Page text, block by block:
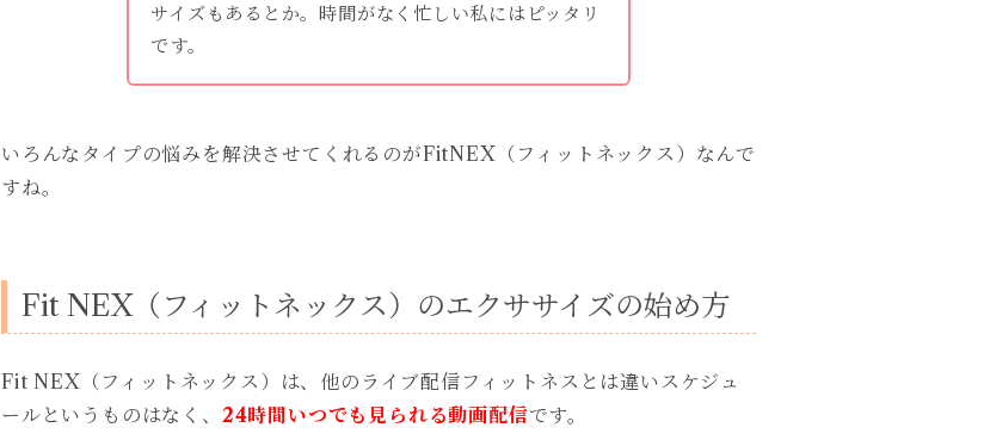
サイズもあるとか。時間がなく忙しい私にはピッタリ
です。
いろんなタイプの悩みを解決させてくれるのがFitNEX（フィットネックス）なんで
すね。
Fit NEX（フィットネックス）のエクササイズの始め方
Fit NEX（フィットネックス）は、他のライブ配信フィットネスとは違いスケジュ
ールというものはなく、 24時間いつでも見られる動画配信です。